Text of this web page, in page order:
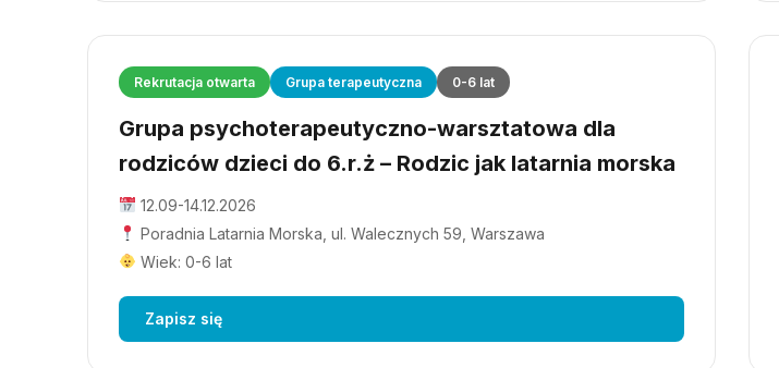
Rekrutacja otwarta Grupa terapeutyczna 0-6 lat
Grupa psychoterapeutyczno-warsztatowa dla
rodziców dzieci do 6.r.ż – Rodzic jak latarnia morska
12.09-14.12.2026
Poradnia Latarnia Morska, ul. Walecznych 59, Warszawa
Wiek: 0-6 lat
Zapisz się